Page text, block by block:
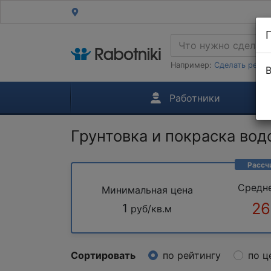
Например: Сделать
Работники
Грунтовка и покраска
Минимальная цена
1 руб/кв.м
Сортировать по рейтингу по